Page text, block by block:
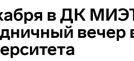
в ДК
вечер